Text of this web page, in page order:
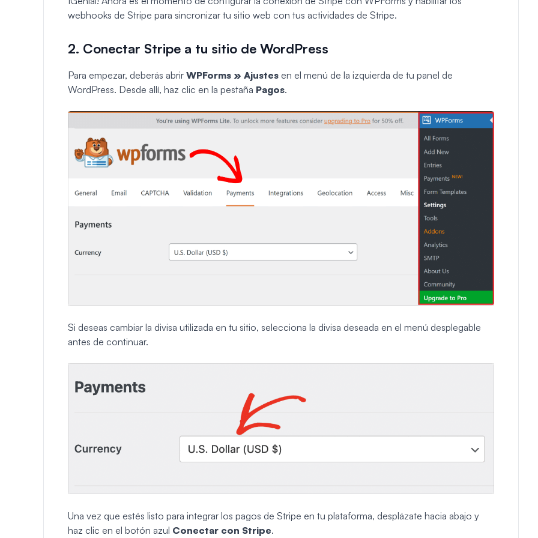
webhooks de Stripe para sincronizar tu sitio web con tus actividades de Stripe.
2. Conectar Stripe a tu sitio de WordPress
Para empezar, deberás abrir WPForms » Ajustes en el menú de la izquierda de tu panel de
WordPress. Desde allí, haz clic en la pestaña Pagos.
Si deseas cambiar la divisa utilizada en tu sitio, selecciona la divisa deseada en el menú desplegable
antes de continuar.
Una vez que estés listo para integrar los pagos de Stripe en tu plataforma, desplázate hacia abajo y
haz clic en el botón azul Conectar con Stripe.